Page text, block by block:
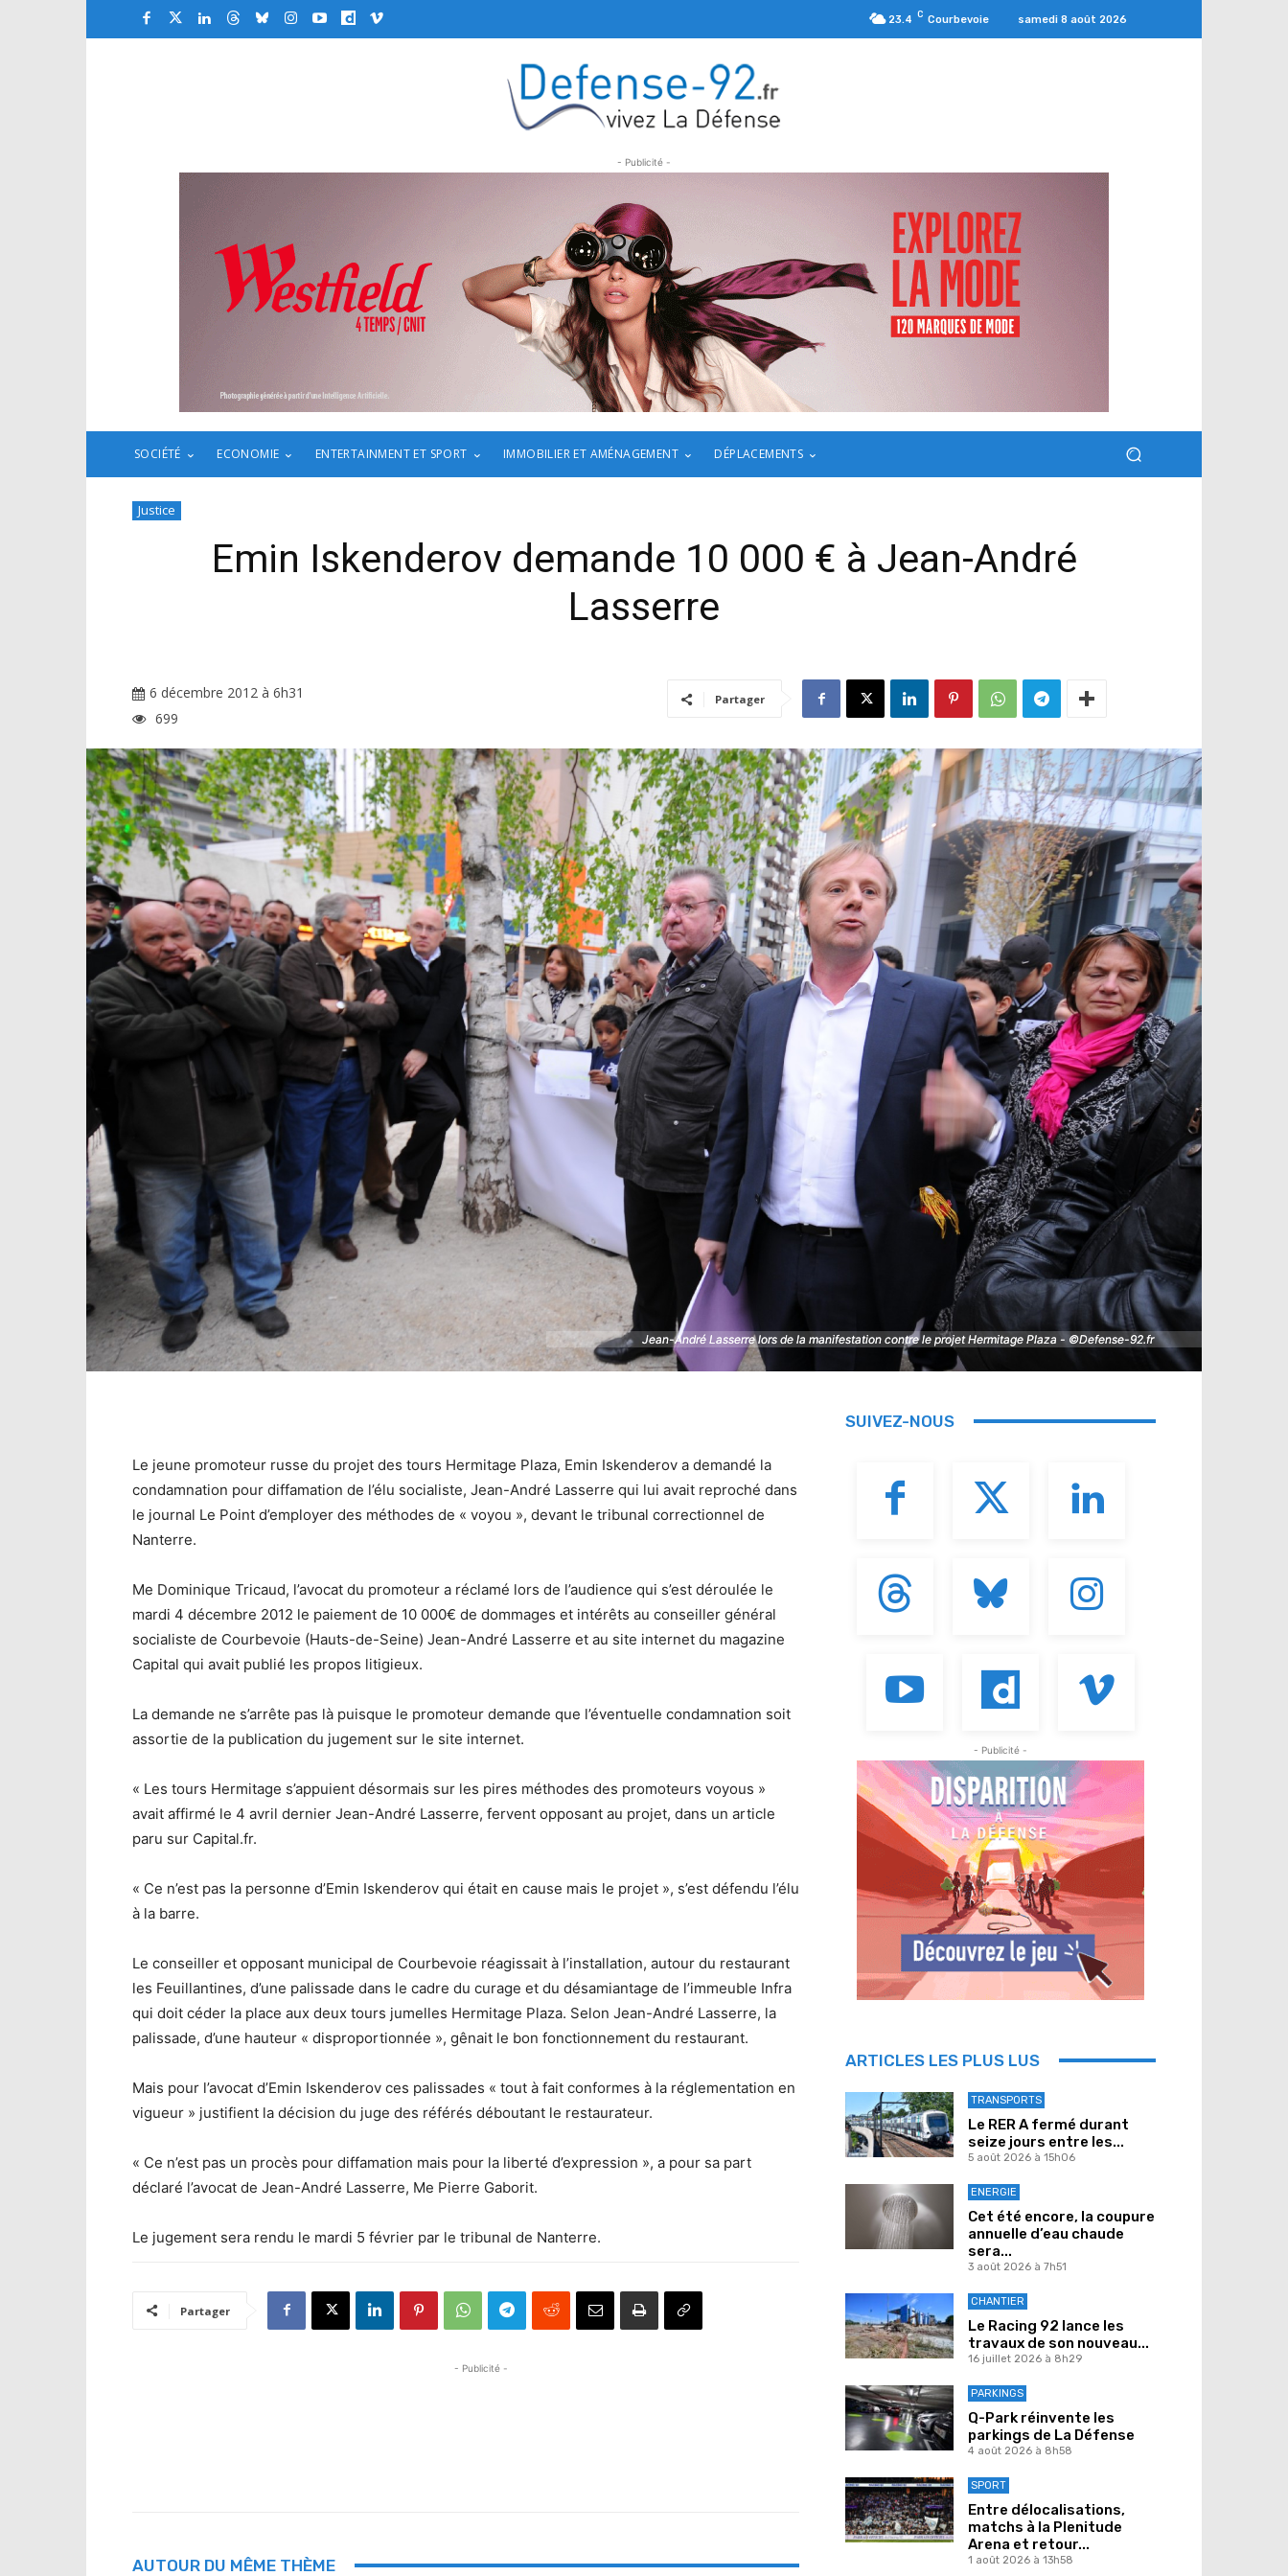
23.4 C Courbevoie samedi 8 août 2026
- Publicité -
SOCIÉTÉ ECONOMIE ENTERTAINMENT ET SPORT IMMOBILIER ET AMÉNAGEMENT DÉPLACEMENTS
Justice
Emin Iskenderov demande 10 000 € à Jean-André
Lasserre
6 décembre 2012 à 6h31
699
Partager
Jean-André Lasserre lors de la manifestation contre le projet Hermitage Plaza - ©Defense-92.fr
Jean-André Lasserre lors de la manifestation contre le projet Hermitage Plaza - ©Defense-92.fr
Le jeune promoteur russe du projet des tours Hermitage Plaza, Emin Iskenderov a demandé la
condamnation pour diffamation de l’élu socialiste, Jean-André Lasserre qui lui avait reproché dans
le journal Le Point d’employer des méthodes de « voyou », devant le tribunal correctionnel de
Nanterre.
Me Dominique Tricaud, l’avocat du promoteur a réclamé lors de l’audience qui s’est déroulée le
mardi 4 décembre 2012 le paiement de 10 000€ de dommages et intérêts au conseiller général
socialiste de Courbevoie (Hauts-de-Seine) Jean-André Lasserre et au site internet du magazine
Capital qui avait publié les propos litigieux.
La demande ne s’arrête pas là puisque le promoteur demande que l’éventuelle condamnation soit
assortie de la publication du jugement sur le site internet.
« Les tours Hermitage s’appuient désormais sur les pires méthodes des promoteurs voyous »
avait affirmé le 4 avril dernier Jean-André Lasserre, fervent opposant au projet, dans un article
paru sur Capital.fr.
« Ce n’est pas la personne d’Emin Iskenderov qui était en cause mais le projet », s’est défendu l’élu
à la barre.
Le conseiller et opposant municipal de Courbevoie réagissait à l’installation, autour du restaurant
les Feuillantines, d’une palissade dans le cadre du curage et du désamiantage de l’immeuble Infra
qui doit céder la place aux deux tours jumelles Hermitage Plaza. Selon Jean-André Lasserre, la
palissade, d’une hauteur « disproportionnée », gênait le bon fonctionnement du restaurant.
Mais pour l’avocat d’Emin Iskenderov ces palissades « tout à fait conformes à la réglementation en
vigueur » justifient la décision du juge des référés déboutant le restaurateur.
« Ce n’est pas un procès pour diffamation mais pour la liberté d’expression », a pour sa part
déclaré l’avocat de Jean-André Lasserre, Me Pierre Gaborit.
Le jugement sera rendu le mardi 5 février par le tribunal de Nanterre.
Partager
- Publicité -
AUTOUR DU MÊME THÈME
SUIVEZ-NOUS
- Publicité -
ARTICLES LES PLUS LUS
TRANSPORTS
Le RER A fermé durant
seize jours entre les...
5 août 2026 à 15h06
ENERGIE
Cet été encore, la coupure
annuelle d’eau chaude
sera...
3 août 2026 à 7h51
CHANTIER
Le Racing 92 lance les
travaux de son nouveau...
16 juillet 2026 à 8h29
PARKINGS
Q-Park réinvente les
parkings de La Défense
4 août 2026 à 8h58
SPORT
Entre délocalisations,
matchs à la Plenitude
Arena et retour...
1 août 2026 à 13h58